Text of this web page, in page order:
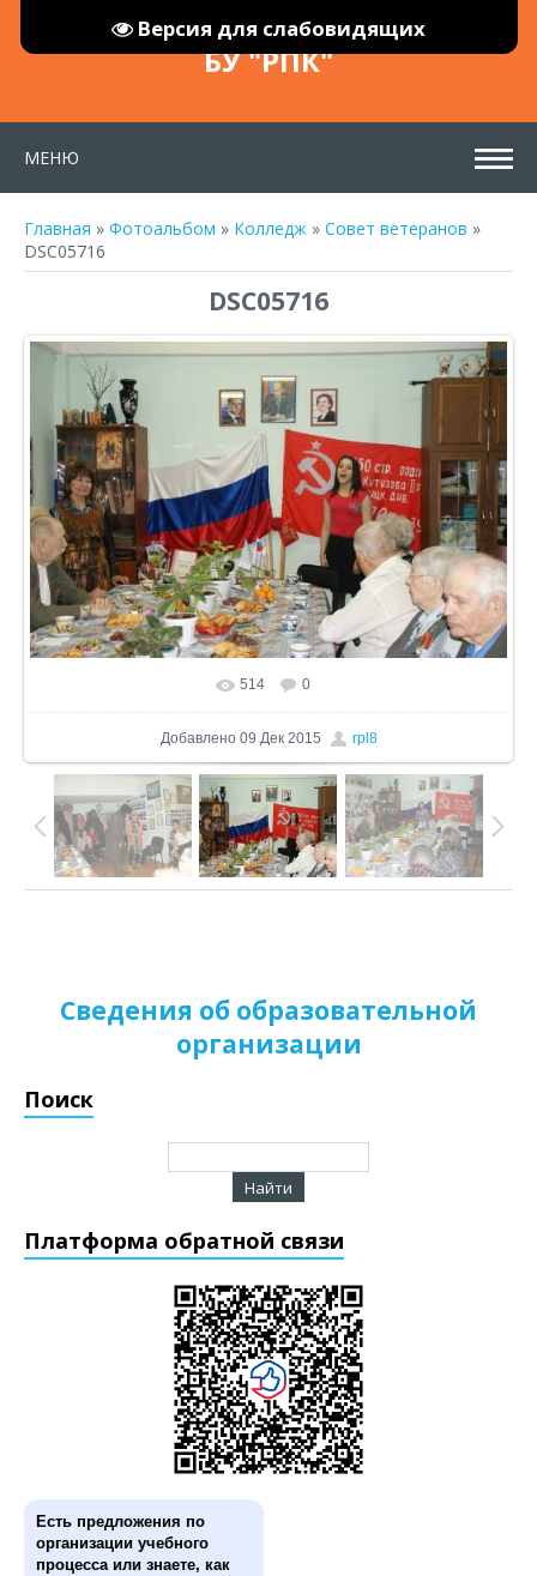
Версия для слабовидящих
БУ "РПК"
МЕНЮ
Главная » Фотоальбом » Колледж » Совет ветеранов »
DSC05716
DSC05716
В реальном размере 1024x680
514 0
Добавлено09 Дек 2015 rpl8
Сведения об образовательной
организации
Поиск
Платформа обратной связи
Есть предложения по
организации учебного
процесса или знаете, как